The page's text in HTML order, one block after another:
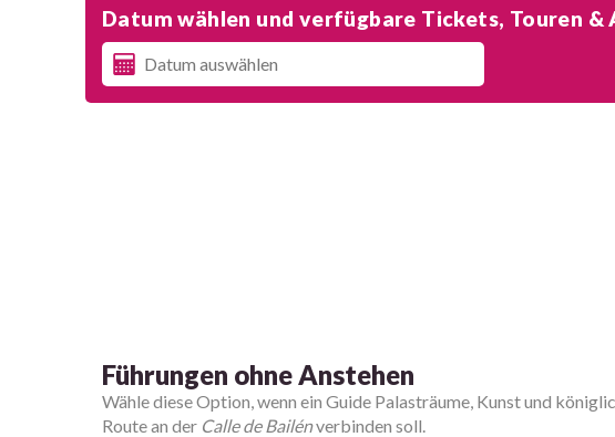
Datum wählen und verfügbare Tickets, Touren
Führungen ohne Anstehen
Wähle diese Option, wenn ein Guide Palasträume, Kunst und
Route an der Calle de Bailénverbinden soll.